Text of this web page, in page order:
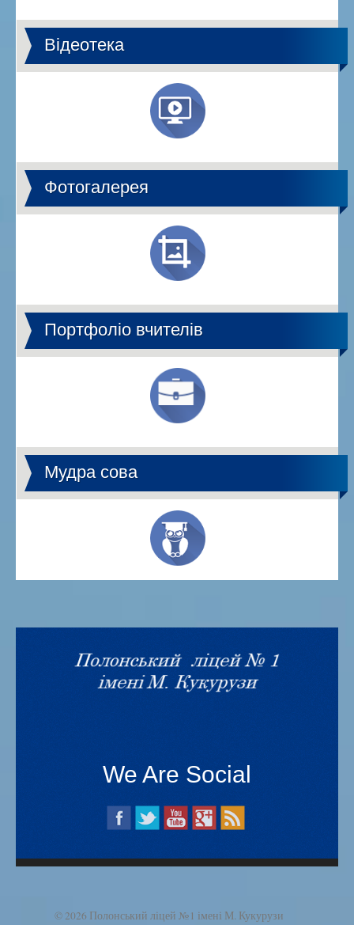
Відеотека
Фотогалерея
Портфоліо вчителів
Мудра сова
We Are Social
© 2026 Полонський ліцей №1 імені М. Кукурузи